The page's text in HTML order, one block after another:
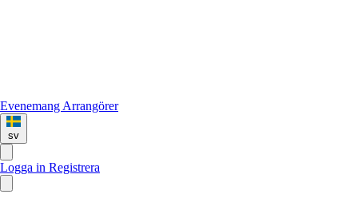
Evenemang Arrangörer
sv
Logga in Registrera